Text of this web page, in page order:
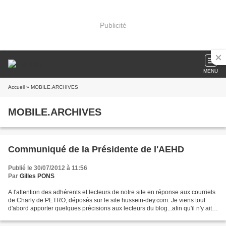
Publicité
MENU
Accueil » MOBILE.ARCHIVES
MOBILE.ARCHIVES
Communiqué de la Présidente de l'AEHD
Publié le 30/07/2012 à 11:56
Par Gilles PONS
A l'attention des adhérents et lecteurs de notre site en réponse aux courriels
de Charly de PETRO, déposés sur le site hussein-dey.com. Je viens tout
d'abord apporter quelques précisions aux lecteurs du blog...afin qu'il n'y ait